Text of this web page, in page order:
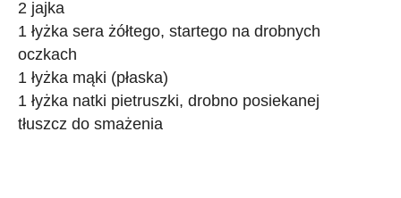
2 jajka
1 łyżka sera żółtego, startego na drobnych
oczkach
1 łyżka mąki (płaska)
1 łyżka natki pietruszki, drobno posiekanej
tłuszcz do smażenia